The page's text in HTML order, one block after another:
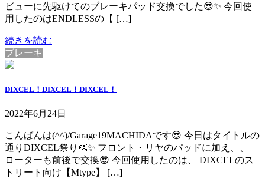
ビューに先駆けてのブレーキパッド交換でした😎✨ 今回使
用したのはENDLESSの【 […]
続きを読む
ブレーキ
DIXCEL！DIXCEL！DIXCEL！
2022年6月24日
こんばんは(^^)/Garage19MACHIDAです😎 今日はタイトルの
通りDIXCEL祭り👏✨ フロント・リヤのパッドに加え、、
ローターも前後で交換😎 今回使用したのは、 DIXCELのス
トリート向け【Mtype】 […]